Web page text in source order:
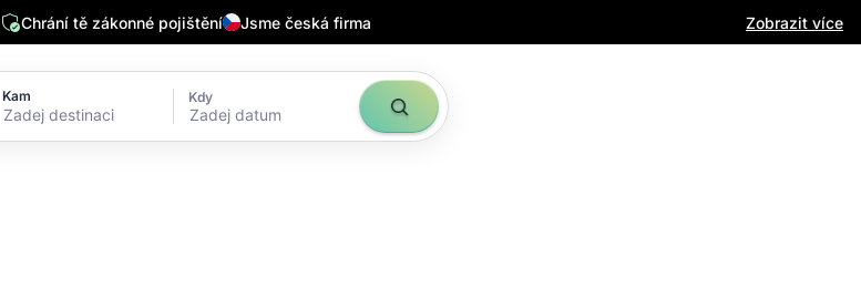
Chrání tě zákonné pojištění Jsme česká firma Zobrazit více
Kam Kdy
Zadej datum